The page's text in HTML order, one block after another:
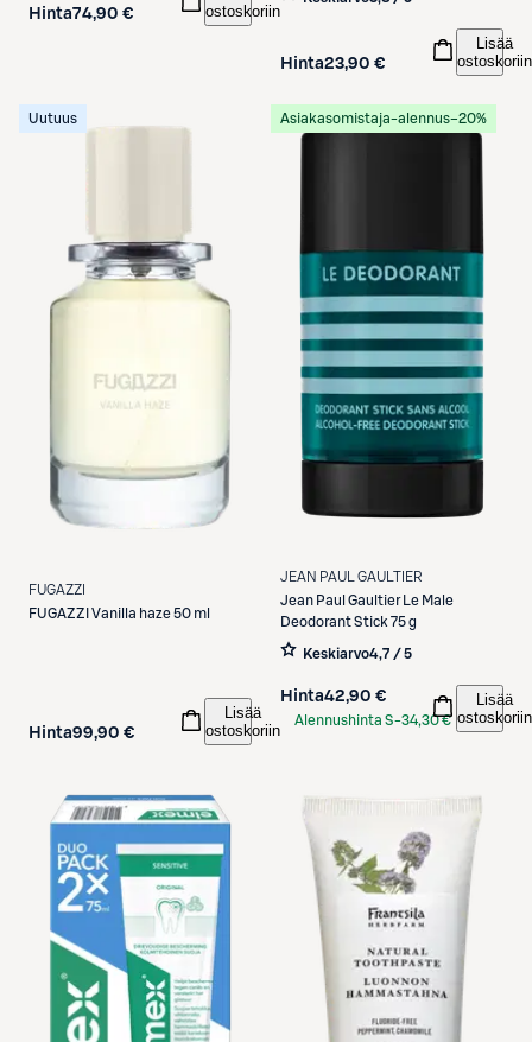
Hinta74,90 €
ostoskoriin
Hinta23,90 €
Lisää
ostoskoriin
Uutuus
FUGAZZI
FUGAZZI Vanilla haze 50 ml
Hinta99,90 €
Lisää
ostoskoriin
Asiakasomistaja-alennus−20%
JEAN PAUL GAULTIER
Jean Paul Gaultier
Le Male
Deodorant Stick 75 g
Keskiarvo4,7 / 5
Hinta42,90 €
Alennushinta S-34,30 €
Lisää
ostoskoriin